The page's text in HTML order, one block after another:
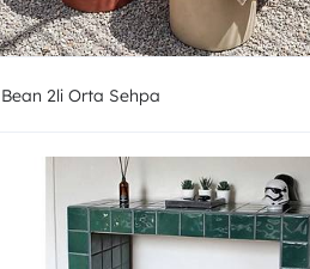
Bean 2li Orta Sehpa